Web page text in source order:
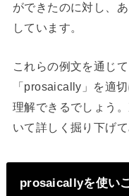
ができたのに対し、
しています。
これらの例文を通じ
「prosaically」を適
理解できるでしょう
いて詳しく掘り下げて
prosaicallyを使い